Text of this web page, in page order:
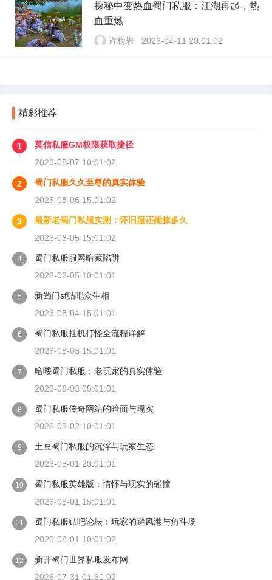
探秘中变热血蜀门私服：江湖再起，热
血重燃
许梅岩 2026-04-11 20:01:02
精彩推荐
1
莫信私服GM权限获取捷径
2026-08-07 10:01:02
2
蜀门私服久久至尊的真实体验
2026-08-06 15:01:02
3
最新老蜀门私服实测：怀旧服还能撑多久
2026-08-05 15:01:02
4
蜀门私服服网暗藏陷阱
2026-08-05 10:01:01
5
新蜀门sf贴吧众生相
2026-08-04 15:01:01
6
蜀门私服挂机打怪全流程详解
2026-08-03 15:01:01
7
哈喽蜀门私服：老玩家的真实体验
2026-08-03 05:01:01
8
蜀门私服传奇网站的暗面与现实
2026-08-02 10:01:01
9
土豆蜀门私服的沉浮与玩家生态
2026-08-01 20:01:01
10
蜀门私服英雄版：情怀与现实的碰撞
2026-08-01 15:01:01
11
蜀门私服贴吧论坛：玩家的避风港与角斗场
2026-08-01 10:01:02
12
新开蜀门世界私服发布网
2026-07-31 01:30:02